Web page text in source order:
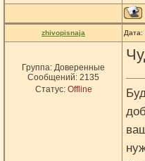
zhivopisnaja
Группа: Доверенные
Сообщений: 2135
Статус: Offline